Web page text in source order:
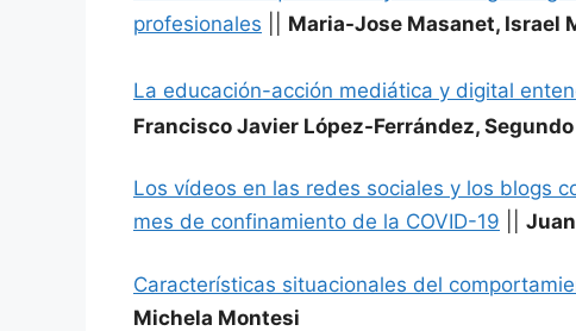
profesionales
Maria-Jose Masanet, Israel
La educación-acción mediática y digital
Francisco Javier López-Ferrández,
Los vídeos en las redes sociales y los blogs
mes de confinamiento de la COVID-19
Características situacionales del
Michela Montesi